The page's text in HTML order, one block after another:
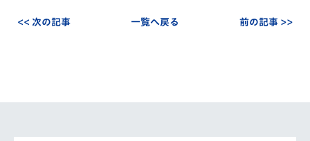
<< 次の記事 一覧へ戻る 前の記事 >>